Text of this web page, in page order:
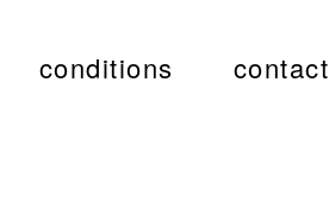
conditions contact